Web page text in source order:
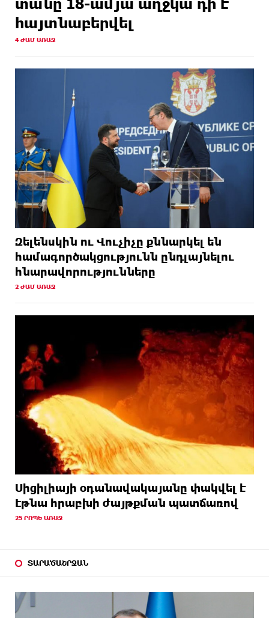
հայտնաբերվել
4 ԺԱՄ ԱՌԱՋ
Զելենսկին ու Վուչիչը քննարկել են
համագործակցությունն ընդլայնելու
հնարավորությունները
2 ԺԱՄ ԱՌԱՋ
Սիցիլիայի օդանավակայանը փակվել է
Էթնա հրաբխի ժայթքման պատճառով
25 ՐՈՊԵ ԱՌԱՋ
ՏԱՐԱԾԱՇՐՋԱՆ